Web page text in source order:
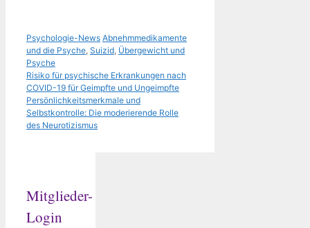
Kategorien
Psychologie-News Schlagwörter
Abnehmmedikamente
und die Psyche Suizid Übergewicht und
Psyche
Risiko für psychische Erkrankungen nach
COVID-19 für Geimpfte und Ungeimpfte
Persönlichkeitsmerkmale und
Selbstkontrolle: Die moderierende Rolle
des Neurotizismus
Mitglieder-
Login